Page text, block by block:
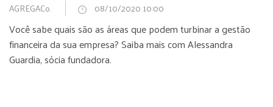
AGREGACo. 08/10/2020 10:00
Você sabe quais são as áreas que podem turbinar a gestão
financeira da sua empresa? Saiba mais com Alessandra
Guardia, sócia fundadora.